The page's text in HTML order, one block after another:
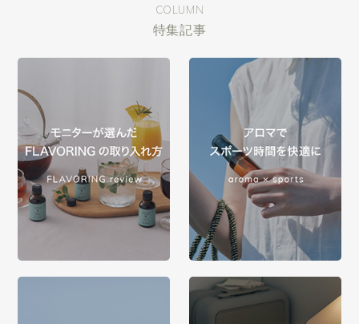
COLUMN
特集記事